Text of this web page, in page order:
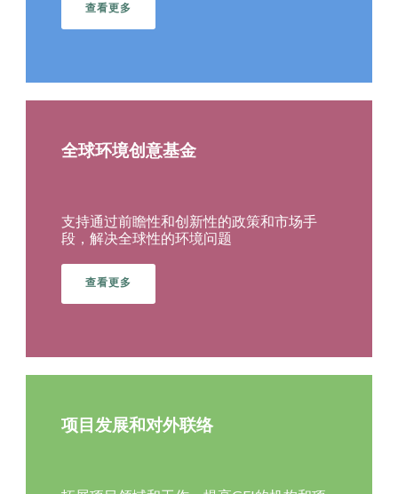
查看更多
全球环境创意基金
支持通过前瞻性和创新性的政策和市场手
段，解决全球性的环境问题
查看更多
项目发展和对外联络